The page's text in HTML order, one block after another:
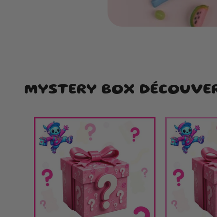
MYSTERY BOX